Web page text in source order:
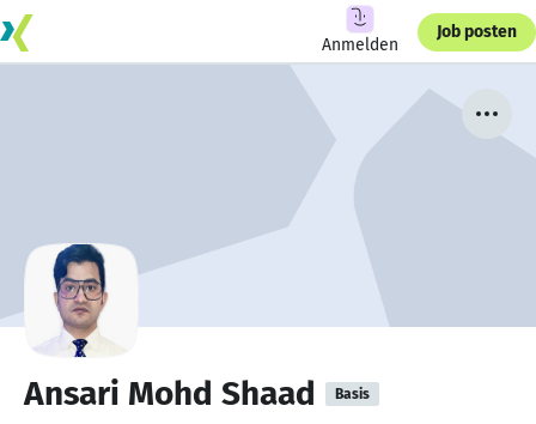
Anmelden
Job posten
Ansari Mohd Shaad Basis